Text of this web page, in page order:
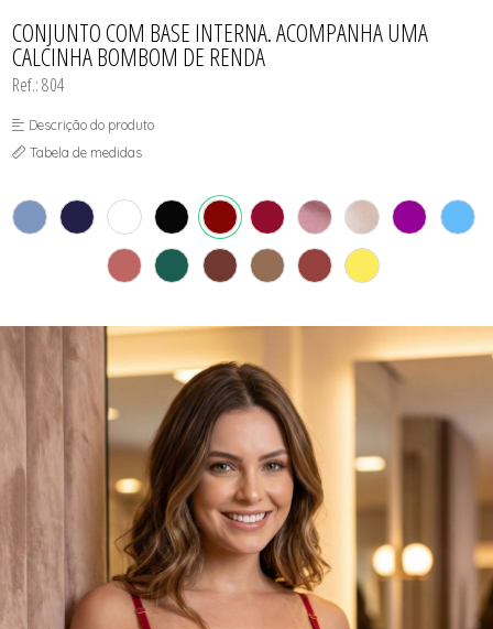
MATERNIDADE
SEM COSTURA
TOP
CONJUNTO COM BASE INTERNA. ACOMPANHA UMA
CALCINHA BOMBOM DE RENDA
Ref.: 804
Descrição do produto
Tabela de medidas